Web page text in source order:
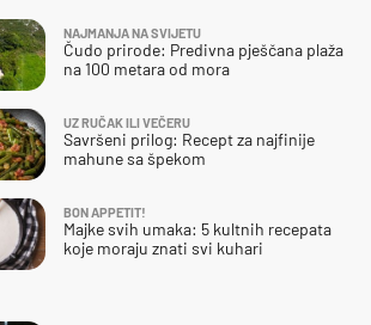
NAJMANJA NA SVIJETU
Čudo prirode: Predivna pješčana plaža
na 100 metara od mora
UZ RUČAK ILI VEČERU
Savršeni prilog: Recept za najfinije
mahune sa špekom
BON APPETIT!
Majke svih umaka: 5 kultnih recepata
koje moraju znati svi kuhari